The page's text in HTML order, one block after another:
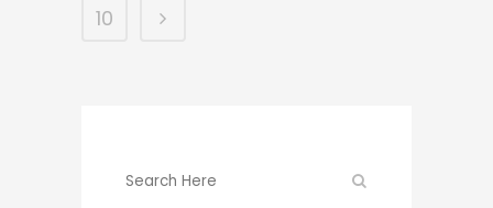
10